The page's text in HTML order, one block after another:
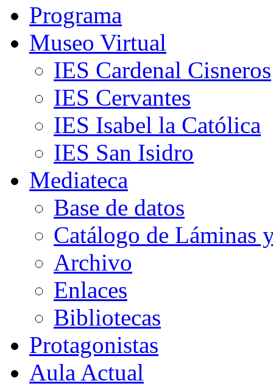
Programa
Museo Virtual
IES Cardenal Cisneros
IES Cervantes
IES Isabel la Católica
IES San Isidro
Mediateca
Base de datos
Catálogo de Láminas
Archivo
Enlaces
Bibliotecas
Protagonistas
Aula Actual